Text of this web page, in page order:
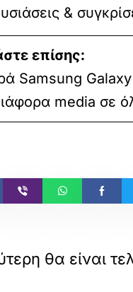
&
επίσης:
Samsung
media σε
θα είναι